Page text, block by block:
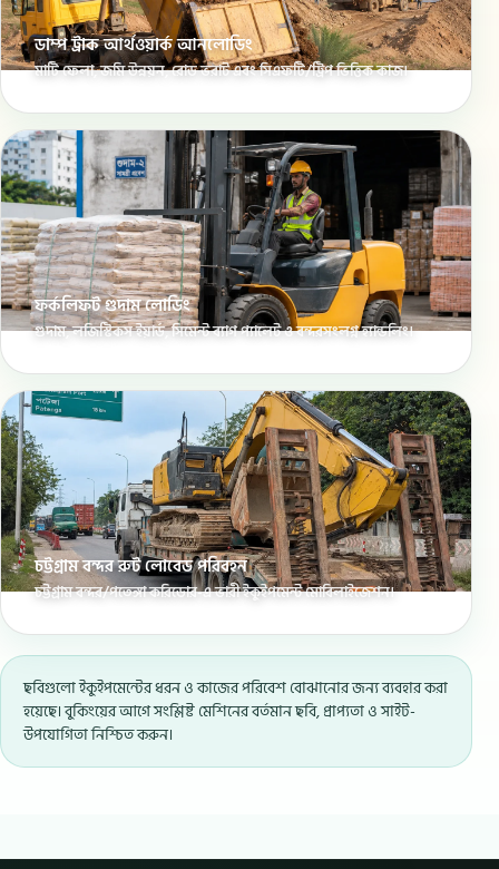
ডাম্প ট্রাক আর্থওয়ার্ক আনলোডিং
মাটি ফেলা, জমি উন্নয়ন, রোড ভরাট এবং সিএফটি/ট্রিপ ভিত্তিক কাজ।
ফর্কলিফট গুদাম লোডিং
গুদাম, লজিস্টিকস ইয়ার্ড, সিমেন্ট ব্যাগ প্যালেট ও বন্দরসংলগ্ন হ্যান্ডলিং।
চট্টগ্রাম বন্দর রুট লোবেড পরিবহন
চট্টগ্রাম বন্দর/পতেঙ্গা করিডোর-এ ভারী ইকুইপমেন্ট মোবিলাইজেশন।
ছবিগুলো ইকুইপমেন্টের ধরন ও কাজের পরিবেশ বোঝানোর জন্য ব্যবহার করা
হয়েছে। বুকিংয়ের আগে সংশ্লিষ্ট মেশিনের বর্তমান ছবি, প্রাপ্যতা ও সাইট-
উপযোগিতা নিশ্চিত করুন।